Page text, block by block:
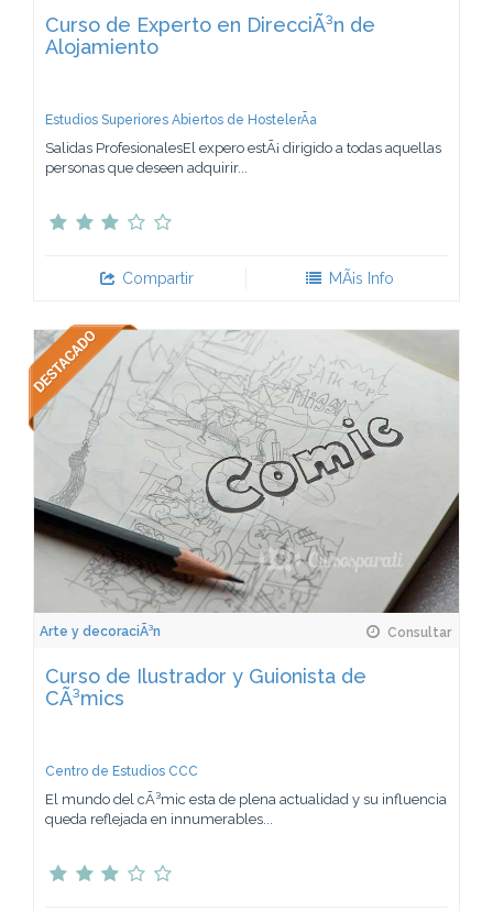
Curso de Experto en DirecciÃ³n de
Alojamiento
Estudios Superiores Abiertos de HostelerÃ­a
Salidas ProfesionalesEl expero estÃ¡ dirigido a todas aquellas
personas que deseen adquirir...
Compartir MÃ¡s Info
Arte y decoraciÃ³n Consultar
Curso de Ilustrador y Guionista de
CÃ³mics
Centro de Estudios CCC
El mundo del cÃ³mic esta de plena actualidad y su influencia
queda reflejada en innumerables...